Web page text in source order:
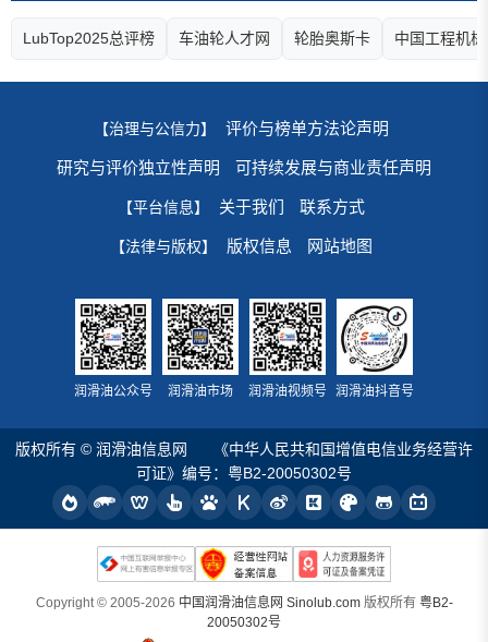
LubTop2025总评榜 车油轮人才网 轮胎奥斯卡 中国工程机
【治理与公信力】 评价与榜单方法论声明
研究与评价独立性声明 可持续发展与商业责任声明
【平台信息】 关于我们 联系方式
【法律与版权】 版权信息 网站地图
润滑油公众号 润滑油市场 润滑油视频号 润滑油抖音号
版权所有 © 润滑油信息网
《中华人民共和国增值电信业务经营许
可证》编号：粤B2-20050302号
Copyright © 2005-2026 中国润滑油信息网 Sinolub.com版权所有 粤B2-
20050302号